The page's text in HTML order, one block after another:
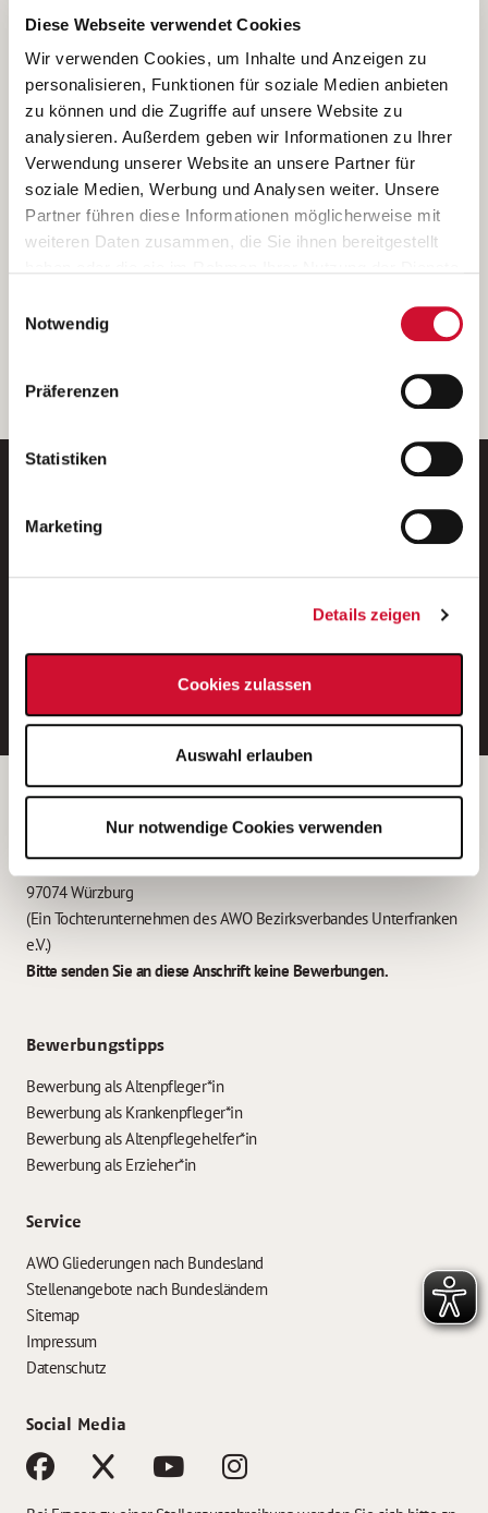
Diese Webseite verwendet Cookies
Wir verwenden Cookies, um Inhalte und Anzeigen zu
personalisieren, Funktionen für soziale Medien anbieten
zu können und die Zugriffe auf unsere Website zu
analysieren. Außerdem geben wir Informationen zu Ihrer
Verwendung unserer Website an unsere Partner für
soziale Medien, Werbung und Analysen weiter. Unsere
Partner führen diese Informationen möglicherweise mit
weiteren Daten zusammen, die Sie ihnen bereitgestellt
Wenn Sie auf „Cookies zulassen“ klicken, so stimmen
Sie der Speicherung sämtlicher Cookies zu. Sie können
Ihre Einwilligung selbstverständlich jederzeit widerrufen,
indem Sie die Cookie-Einstellungen aufrufen und diese
unserer
Notwendig
Präferenzen
Statistiken
Marketing
Details zeigen
Cookies zulassen
Auswahl erlauben
Nur notwendige Cookies verwenden
Ich bin damit einverstanden, dass meine personenbezogenen Daten
ausschließlich zum Zweck der Durchführung der Kontaktanfrage
verarbeitet, auf IT- Systemen der Garitz Bewirtschaftungsbetriebe
GmbH, Heinrich-von-Kleist-Straße 2, 97688 Bad Kissingen
(Betreiber) gespeichert und an die für das Stellenangebot
verantwortliche Stelle zur Kontaktaufnahme weitergegeben
werden.
Diese Einwilligungserklärung kann ich jederzeit gegenüber dem
Weitere Details können Sie der
entnehmen.
E-Mail-Adresse eintragen
Betreiber der Webseite
Garitz Bewirtschaftungsbetriebe GmbH
Kantstraße 45a
97074 Würzburg
(Ein Tochterunternehmen des AWO Bezirksverbandes Unterfranken
e.V.)
Bitte senden Sie an diese Anschrift keine Bewerbungen.
Bewerbungstipps
Bewerbung als Altenpfleger*in
Bewerbung als Krankenpfleger*in
Bewerbung als Altenpflegehelfer*in
Bewerbung als Erzieher*in
Service
AWO Gliederungen nach Bundesland
Stellenangebote nach Bundesländern
Sitemap
Impressum
Datenschutz
Social Media